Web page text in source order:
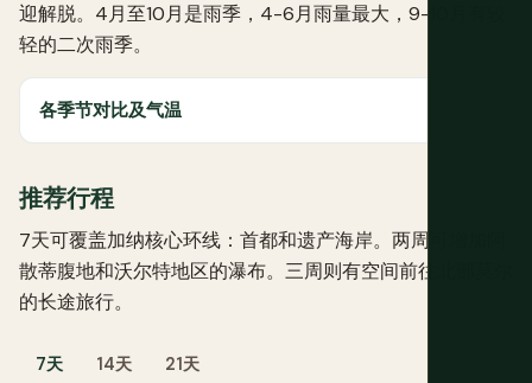
迎解脱。4月至10月是雨季，4-6月雨量最大，9-10月有较
轻的二次雨季。
各季节对比及气温
推荐行程
7天可覆盖加纳核心环线：首都和遗产海岸。两周可增加阿
散蒂腹地和沃尔特地区的瀑布。三周则有空间前往北部莫尔
的长途旅行。
7天 14天 21天